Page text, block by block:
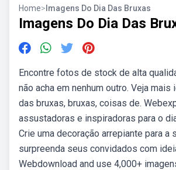
Home> Imagens Do Dia Das Bruxas
Imagens Do Dia Das
Encontre fotos de stock de alta
não acha em nenhum outro. Veja
das bruxas, bruxas, coisas de.
assustadoras e inspiradoras para o
Crie uma decoração arrepiante para a
surpreenda seus convidados com
Webdownload and use 4,000+